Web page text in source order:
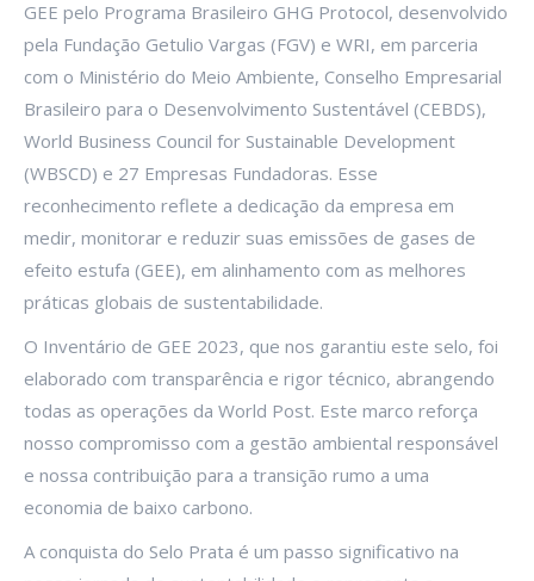
GEE pelo Programa Brasileiro GHG Protocol, desenvolvido
pela Fundação Getulio Vargas (FGV) e WRI, em parceria
com o Ministério do Meio Ambiente, Conselho Empresarial
Brasileiro para o Desenvolvimento Sustentável (CEBDS),
World Business Council for Sustainable Development
(WBSCD) e 27 Empresas Fundadoras. Esse
reconhecimento reflete a dedicação da empresa em
medir, monitorar e reduzir suas emissões de gases de
efeito estufa (GEE), em alinhamento com as melhores
práticas globais de sustentabilidade.
O Inventário de GEE 2023, que nos garantiu este selo, foi
elaborado com transparência e rigor técnico, abrangendo
todas as operações da World Post. Este marco reforça
nosso compromisso com a gestão ambiental responsável
e nossa contribuição para a transição rumo a uma
economia de baixo carbono.
A conquista do Selo Prata é um passo significativo na